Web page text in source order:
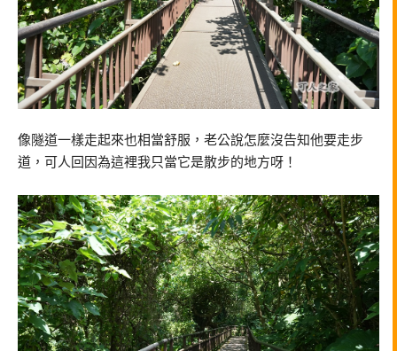
像隧道一樣走起來也相當舒服，老公說怎麼沒告知他要走步
道，可人回因為這裡我只當它是散步的地方呀！